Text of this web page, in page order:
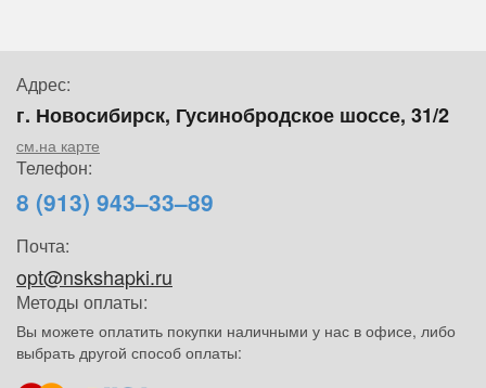
Адрес:
г. Новосибирск, Гусинобродское шоссе, 31/2
см.на карте
Телефон:
8 (913) 943–33–89
Почта:
opt@nskshapki.ru
Методы оплаты:
Вы можете оплатить покупки наличными у нас в офисе, либо
выбрать другой способ оплаты: